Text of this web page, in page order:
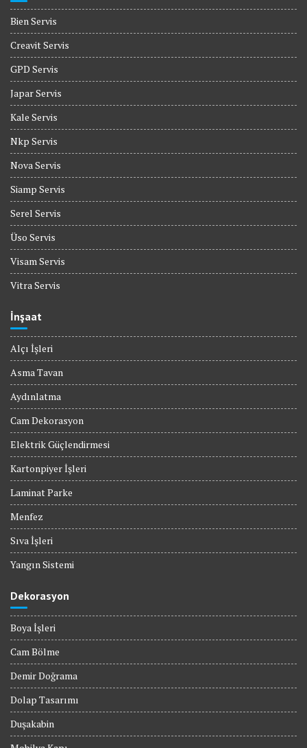
Bien Servis
Creavit Servis
GPD Servis
Japar Servis
Kale Servis
Nkp Servis
Nova Servis
Siamp Servis
Serel Servis
Üso Servis
Visam Servis
Vitra Servis
İnşaat
Alçı İşleri
Asma Tavan
Aydınlatma
Cam Dekorasyon
Elektrik Güçlendirmesi
Kartonpiyer İşleri
Laminat Parke
Menfez
Sıva İşleri
Yangın Sistemi
Dekorasyon
Boya İşleri
Cam Bölme
Demir Doğrama
Dolap Tasarımı
Duşakabin